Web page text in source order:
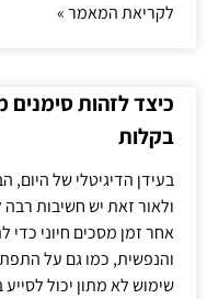
לקריאת המאמר »
כיצד לזהות
בקלות
בעידן הדיגיטלי של היום,
ולאור זאת יש חשיבות
אחר זמן מסכים חיוני
והנפשית, כמו גם על
שימוש לא מתון יכול